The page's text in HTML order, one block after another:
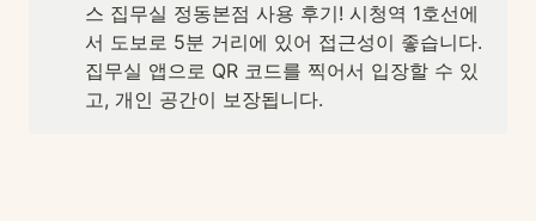
스 집무실 정동본점 사용 후기! 시청역 1호선에
서 도보로 5분 거리에 있어 접근성이 좋습니다.
집무실 앱으로 QR 코드를 찍어서 입장할 수 있
고, 개인 공간이 보장됩니다.